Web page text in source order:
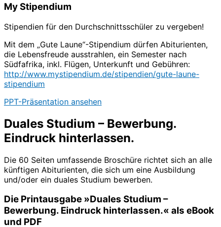
My Stipendium
Stipendien für den Durchschnittsschüler zu vergeben!
Mit dem „Gute Laune“-Stipendium dürfen Abiturienten,
die Lebensfreude ausstrahlen, ein Semester nach
Südfafrika, inkl. Flügen, Unterkunft und Gebühren:
http://www.mystipendium.de/stipendien/gute-laune-
stipendium
PPT-Präsentation ansehen
Duales Studium – Bewerbung.
Eindruck hinterlassen.
Die 60 Seiten umfassende Broschüre richtet sich an alle
künftigen Abiturienten, die sich um eine Ausbildung
und/oder ein duales Studium bewerben.
Die Printausgabe »Duales Studium –
Bewerbung. Eindruck hinterlassen.« als eBook
und PDF